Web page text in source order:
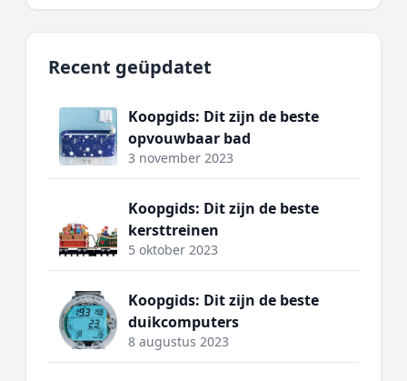
Recent geüpdatet
Koopgids: Dit zijn de beste
opvouwbaar bad
3 november 2023
Koopgids: Dit zijn de beste
kersttreinen
5 oktober 2023
Koopgids: Dit zijn de beste
duikcomputers
8 augustus 2023